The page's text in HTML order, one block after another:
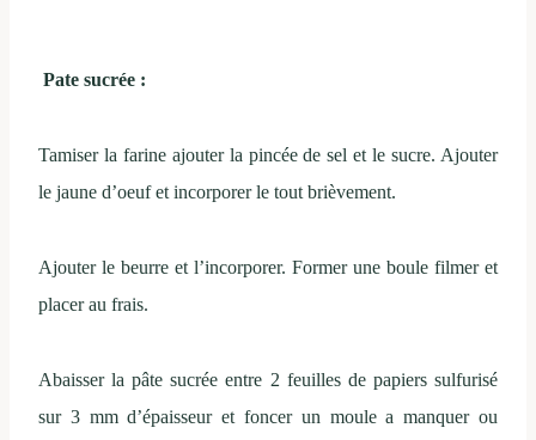
Pate sucrée :
Tamiser la farine ajouter la pincée de sel et le sucre. Ajouter
le jaune d’oeuf et incorporer le tout brièvement.
Ajouter le beurre et l’incorporer. Former une boule filmer et
placer au frais.
Abaisser la pâte sucrée entre 2 feuilles de papiers sulfurisé
sur 3 mm d’épaisseur et foncer un moule a manquer ou